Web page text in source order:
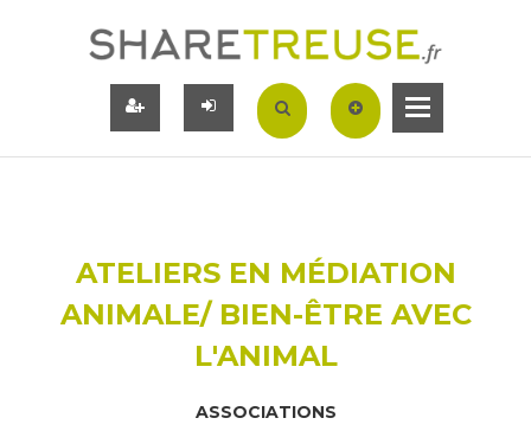
ATELIERS EN MÉDIATION
ANIMALE/ BIEN-ÊTRE AVEC
L'ANIMAL
ASSOCIATIONS